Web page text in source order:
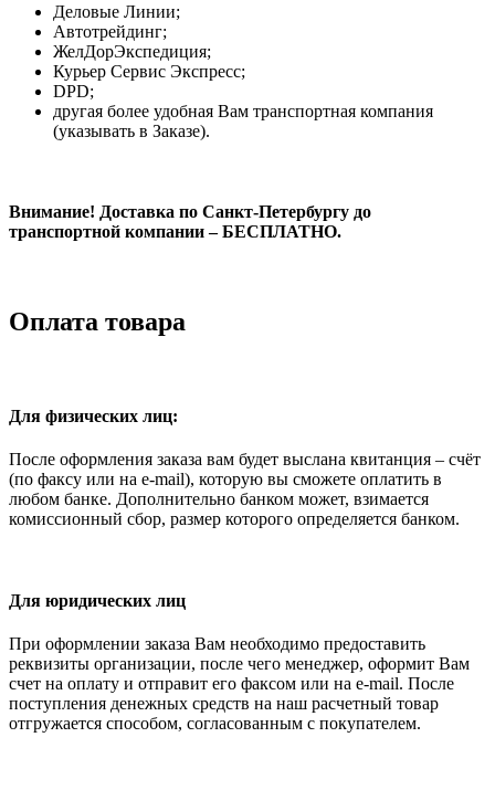
Деловые Линии;
Автотрейдинг;
ЖелДорЭкспедиция;
Курьер Сервис Экспресс;
DPD;
другая более удобная Вам транспортная компания
(указывать в Заказе).
Внимание! Доставка по Санкт-Петербургу до
транспортной компании – БЕСПЛАТНО.
Оплата товара
Для физических лиц:
После оформления заказа вам будет выслана квитанция – счёт
(по факсу или на e-mail), которую вы сможете оплатить в
любом банке. Дополнительно банком может, взимается
комиссионный сбор, размер которого определяется банком.
Для юридических лиц
При оформлении заказа Вам необходимо предоставить
реквизиты организации, после чего менеджер, оформит Вам
счет на оплату и отправит его факсом или на e-mail. После
поступления денежных средств на наш расчетный товар
отгружается способом, согласованным с покупателем.